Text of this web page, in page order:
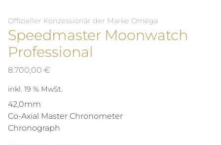
Offizieller Konzessionär der Marke Omega
Speedmaster Moonwatch
Professional
8.700,00 €
inkl. 19 % MwSt.
42,0mm
Co-Axial Master Chronometer
Chronograph